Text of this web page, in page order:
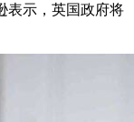
表示，英国政府将